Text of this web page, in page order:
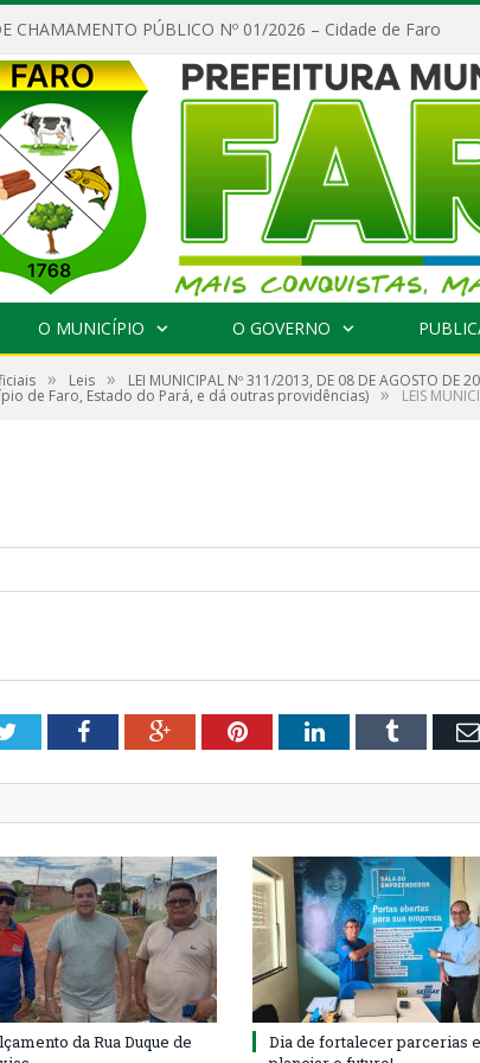
CHAMAMENTO PÚBLICO Nº 01/2026 – Cidade de Faro
O MUNICÍPIO O GOVERNO
» Leis » LEI MUNICIPAL Nº 311/2013, DE 08 DE AGOSTO
de Faro, Estado do Pará, e dá outras providências) » LEIS
TwitterFacebookGoogle+PinterestLinkedInTumblr
da Rua Duque de
Dia de fortalecer parcerias e